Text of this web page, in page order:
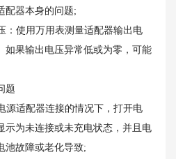
配器本身的问题;
使用万用表测量适配器输出电
如果输出电压异常低或为零，可能
题
适配器连接的情况下，打开电
示为未连接或未充电状态，并且电
池故障或老化导致;